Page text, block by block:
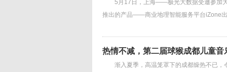
5月17日，上海——极光大数据受邀参加大
推出的产品——商业地理智能服务平台iZone
热情不减，第二届球猴成都儿童
渐入夏季，高温笼罩下的成都燥热不已，